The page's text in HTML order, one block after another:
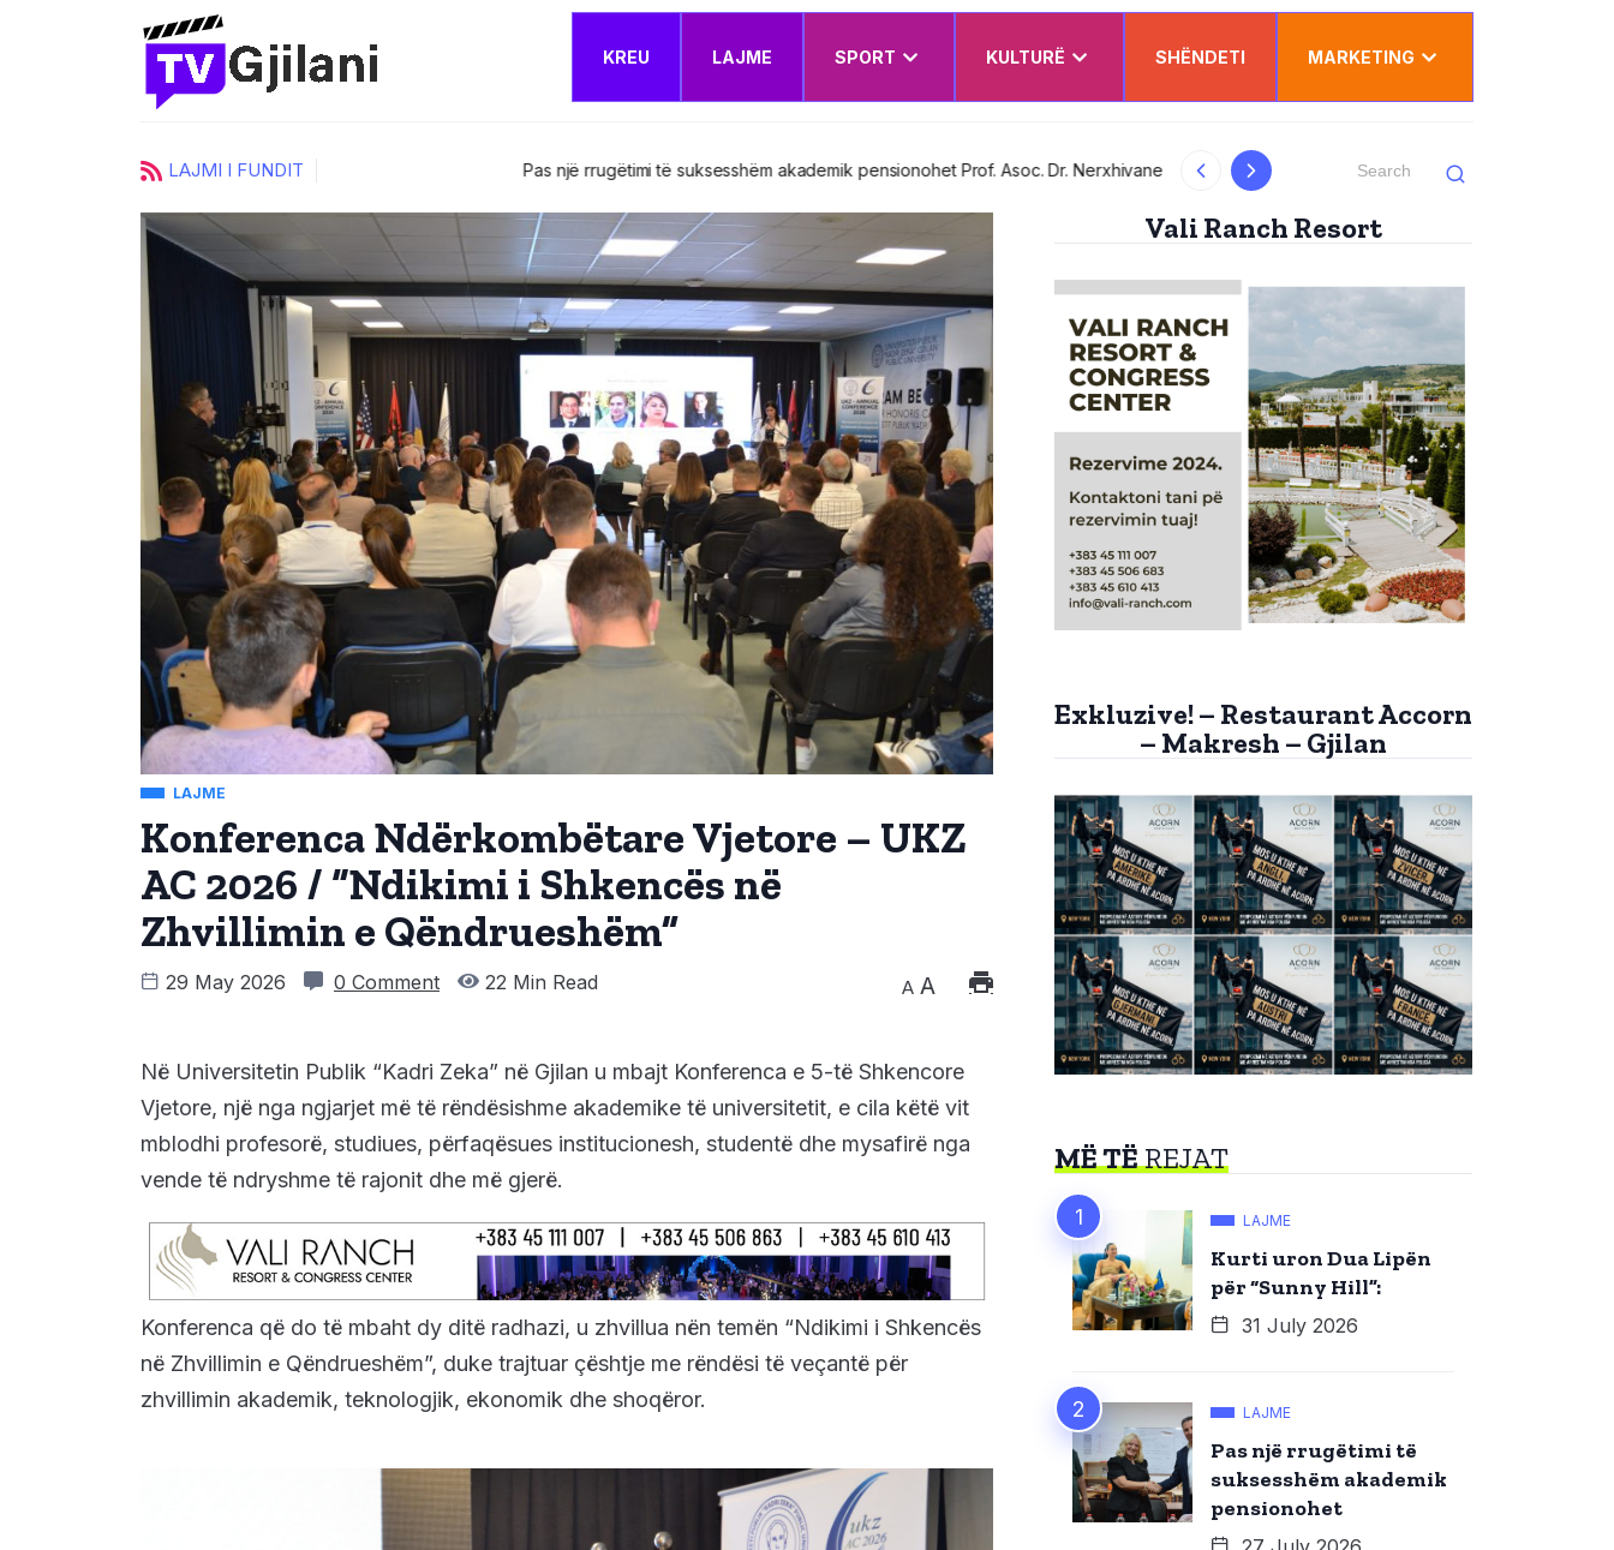
KREU LAJME SPORT KULTURË SHËNDETI MARKETING
LAJMI I FUNDIT Pas një rrugëtimi të suksesshëm akademik pensionohet Prof. Asoc. Dr. Nerxhivane Krasniqi Dy punëtorë nga Kosova lëndohen
LAJME
Konferenca Ndërkombëtare Vjetore – UKZ
AC 2026 / “Ndikimi i Shkencës në
Zhvillimin e Qëndrueshëm”
29 May 2026 0 Comment 22 Min Read A A
Në Universitetin Publik “Kadri Zeka” në Gjilan u mbajt Konferenca e 5-të Shkencore
Vjetore, një nga ngjarjet më të rëndësishme akademike të universitetit, e cila këtë vit
mblodhi profesorë, studiues, përfaqësues institucionesh, studentë dhe mysafirë nga
vende të ndryshme të rajonit dhe më gjerë.
Konferenca që do të mbaht dy ditë radhazi, u zhvillua nën temën “Ndikimi i Shkencës
në Zhvillimin e Qëndrueshëm”, duke trajtuar çështje me rëndësi të veçantë për
zhvillimin akademik, teknologjik, ekonomik dhe shoqëror.
Vali Ranch Resort
Exkluzive! – Restaurant Accorn
– Makresh – Gjilan
MË TËREJAT
LAJME
Kurti uron Dua Lipën
për “Sunny Hill”:
31 July 2026
LAJME
Pas një rrugëtimi të
suksesshëm akademik
pensionohet